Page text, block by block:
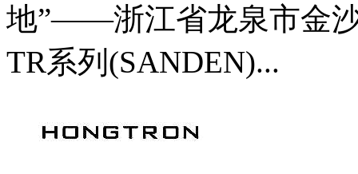
地”——浙江省龙泉市金
TR系列(SANDEN)...